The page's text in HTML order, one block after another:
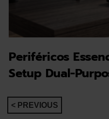
Periféricos
Setup Dual-
Navegação
< PREVIOUS